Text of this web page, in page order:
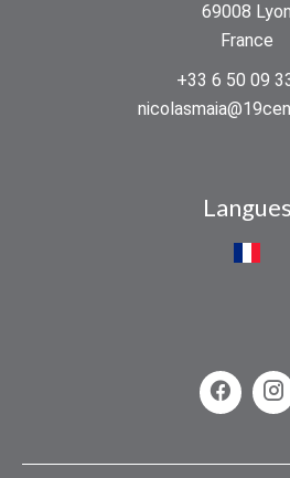
69008 Lyon
France
+33 6 50 09
Langues